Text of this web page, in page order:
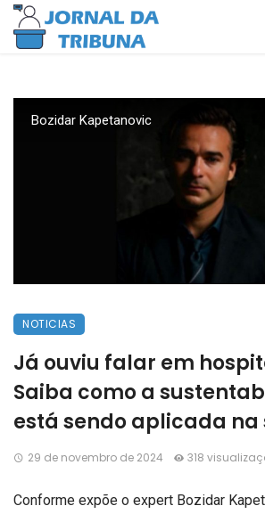
Bozidar Kapetanovic
NOTICIAS
Já ouviu falar em
Saiba como a
está sendo aplicada na
29 de novembro de 2024 318
Conforme expõe o expert Bozidar